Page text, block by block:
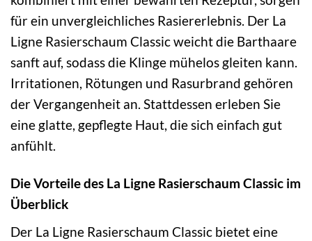
für ein unvergleichliches Rasiererlebnis. Der La
Ligne Rasierschaum Classic weicht die Barthaare
sanft auf, sodass die Klinge mühelos gleiten kann.
Irritationen, Rötungen und Rasurbrand gehören
der Vergangenheit an. Stattdessen erleben Sie
eine glatte, gepflegte Haut, die sich einfach gut
anfühlt.
Die Vorteile des La Ligne Rasierschaum Classic im
Überblick
Der La Ligne Rasierschaum Classic bietet eine